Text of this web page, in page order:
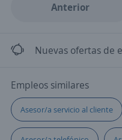
Anterior
Nuevas ofertas de
Empleos similares
Asesor/a servicio al cliente